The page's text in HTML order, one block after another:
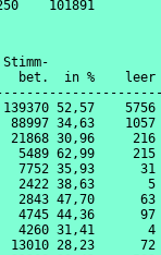
bet.  in %
52,57
88997 34,63
21868 30,96
5489 62,99
7752 35,93
2422 38,63
2843 47,70
4745 44,36
4260 31,41
13010 28,23